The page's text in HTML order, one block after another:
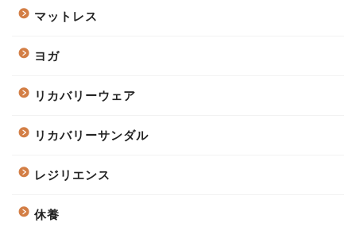
マットレス
ヨガ
リカバリーウェア
リカバリーサンダル
レジリエンス
休養